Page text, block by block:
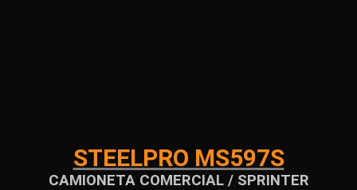
STEELPRO MS597S
CAMIONETA COMERCIAL / SPRINTER